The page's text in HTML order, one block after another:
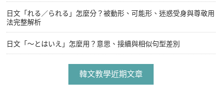
日文「れる／られる」怎麼分？被動形、可能形、迷惑受身與尊敬用
法完整解析
日文「〜とはいえ」怎麼用？意思、接續與相似句型差別
韓文教學近期文章